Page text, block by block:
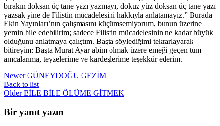
bırakın doksan üç tane yazı yazmayı, dokuz yüz doksan üç tane yazı
yazsak yine de Filistin mücadelesini hakkıyla anlatamayız.” Burada
Ekin Yayınları’nın çalışmasını küçümsemiyorum, bunun üzerine
yemin bile edebilirim; sadece Filistin mücadelesinin ne kadar büyük
olduğunu anlatmaya çalıştım. Başta söylediğimi tekrarlayarak
bitireyim: Başta Murat Ayar abim olmak üzere emeği geçen tüm
amcalarıma, teyzelerime ve kardeşlerime teşekkür ederim.
Newer GÜNEYDOĞU GEZİM
Back to list
Older BİLE BİLE ÖLÜME GİTMEK
Bir yanıt yazın